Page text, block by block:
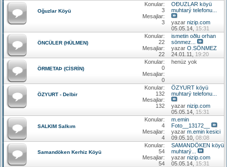
Oğuzlar Köyü
Konular:
3
Mesajlar:
3
OÐUZLAR köyü
muhtarý telefonu...
yazar nizip.com
05.05.14, 15:31
ÖNCÜLER (HÜLMEN)
Konular:
22
Mesajlar:
22
ismetin oðlu orhan
sönmez...
yazar O.SÖNMEZ
24.01.11, 19:20
ÖRMETAÞ (CİSRİN)
Konular:
0
Mesajlar:
0
henüz yok
ÖZYURT - Delbir
Konular:
132
Mesajlar:
132
ÖZYURT köyü
muhtarý telefonu...
yazar nizip.com
05.05.14, 15:31
SALKIM Salkım
Konular:
4
Mesajlar:
4
m.emin
Foto__13172__
yazar m.emin kesici
09.05.10, 08:08
Samandöken Kerhiz Köyü
Konular:
54
Mesajlar:
54
SAMANDÖKEN köyü
muhtarý...
yazar nizip.com
05.05.14, 15:31